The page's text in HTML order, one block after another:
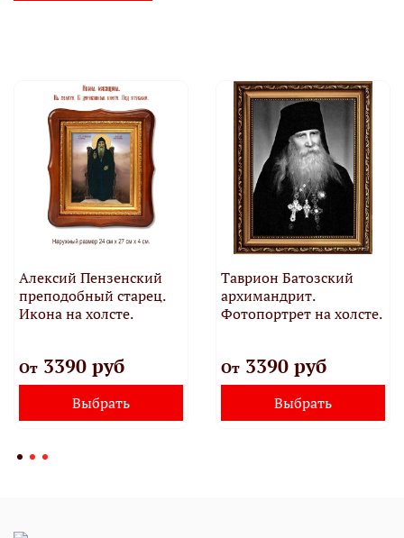
Алексий Пензенский
преподобный старец.
Икона на холсте.
От3390 руб
Выбрать
Таврион Батозский
архимандрит.
Фотопортрет на холсте.
От3390 руб
Выбрать